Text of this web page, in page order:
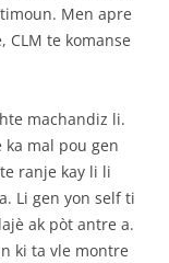
Men apre
CLM te komanse
machandiz li.
ka mal pou gen
ranje kay li li
Li gen yon self ti
ak pòt antre a.
ki ta vle montre